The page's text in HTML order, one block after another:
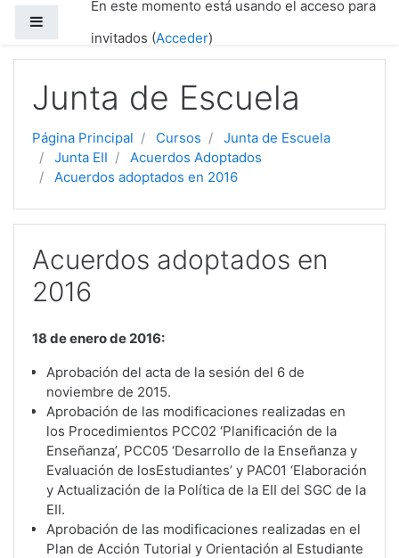
Salta al contenido principalEn este momento está usando el acceso para
invitados (Acceder)
Junta de Escuela
Página Principal Cursos
Junta de Escuela
Junta EII
Acuerdos Adoptados
Acuerdos adoptados en 2016
Acuerdos adoptados en
2016
18 de enero de 2016:
Aprobación del acta de la sesión del 6 de
noviembre de 2015.
Aprobación de las modificaciones realizadas en
los Procedimientos PCC02 ‘Planificación de la
Enseñanza’, PCC05 ‘Desarrollo de la Enseñanza y
Evaluación de losEstudiantes’ y PAC01 ‘Elaboración
y Actualización de la Política de la EII del SGC de la
EII.
Aprobación de las modificaciones realizadas en el
Plan de Acción Tutorial y Orientación al Estudiante